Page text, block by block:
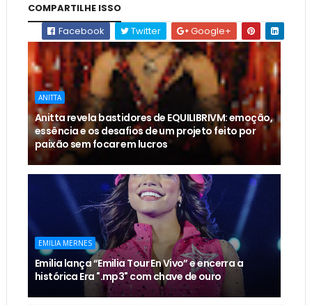
COMPARTILHE ISSO
Facebook
Twitter Google+
ANITTA
Anitta revela bastidores de EQUILIBRIVM: emoção,
essência e os desafios de um projeto feito por
paixão sem focar em lucros
EMILIA MERNES
Emilia lança “Emilia Tour En Vivo” e encerra a
histórica Era ".mp3" com chave de ouro